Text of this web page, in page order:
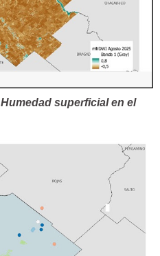
superficial en el